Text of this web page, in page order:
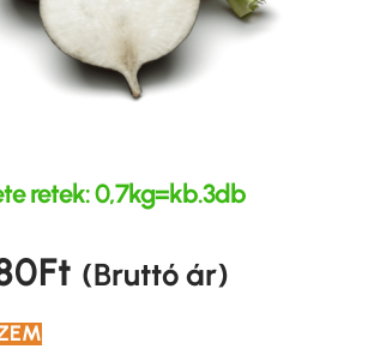
retek: 0,7kg=kb.3db
Ft (Bruttó ár)